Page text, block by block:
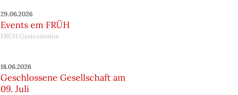
29.06.2026
Events em FRÜH
FRÜH Gastronomie
18.06.2026
Geschlossene Gesellschaft am
09. Juli